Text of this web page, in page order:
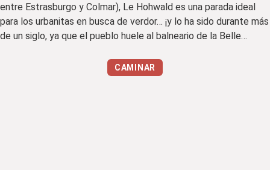
entre Estrasburgo y Colmar), Le Hohwald es una parada ideal
para los urbanitas en busca de verdor… ¡y lo ha sido durante más
de un siglo, ya que el pueblo huele al balneario de la Belle
CAMINAR